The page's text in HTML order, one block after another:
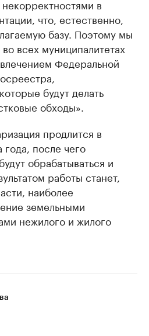
в
что, естественно,
базу. Поэтому мы
всех муниципалитетах
Федеральной
будут делать
обходы».
продлится в
после чего
обрабатываться и
работы станет,
наиболее
земельными
нежилого и жилого